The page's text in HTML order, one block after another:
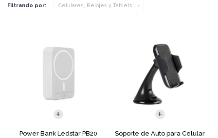
Filtrando por: Celulares, Relojes y Tablets
Power Bank Ledstar PB20
Soporte de Auto para Celular